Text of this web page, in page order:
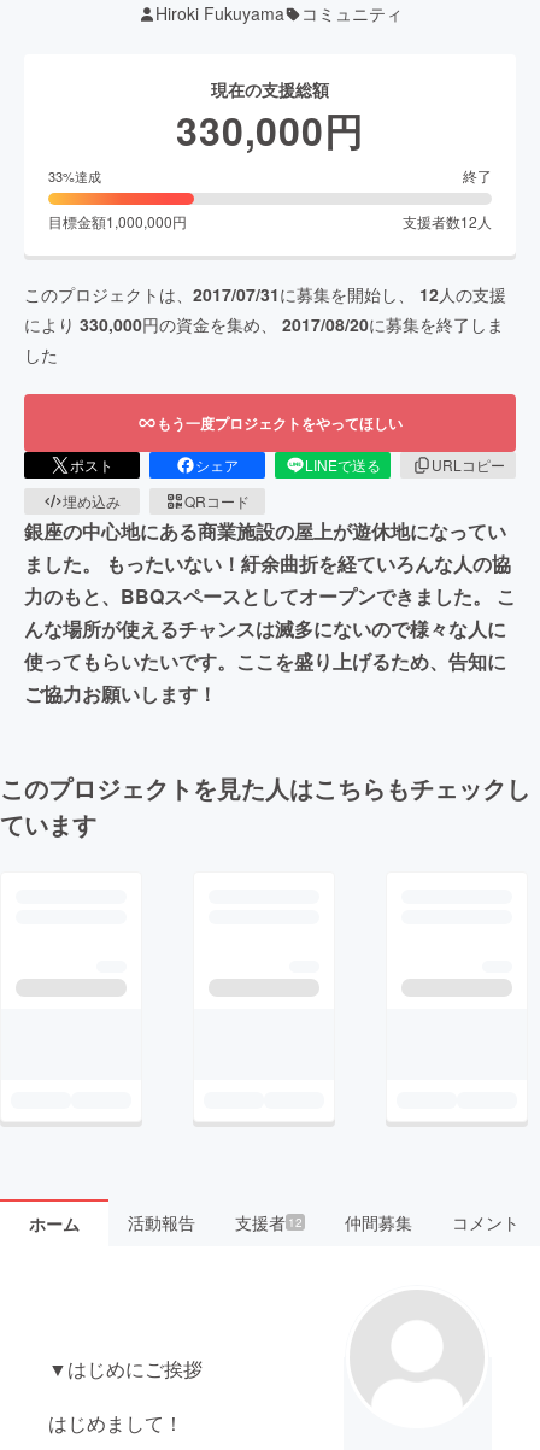
Hiroki Fukuyama コミュニティ
現在の支援総額
330,000円
33%達成 終了
目標金額1,000,000円 支援者数12 人
このプロジェクトは、 2017/07/31に募集を開始し、 12人の支援
により 330,000円の資金を集め、 2017/08/20に募集を終了しま
した
もう一度プロジェクトをやってほしい
ポスト シェア LINEで送る
URLコピー
埋め込み
QRコード
銀座の中心地にある商業施設の屋上が遊休地になってい
ました。 もったいない！紆余曲折を経ていろんな人の協
力のもと、BBQスペースとしてオープンできました。 こ
んな場所が使えるチャンスは滅多にないので様々な人に
使ってもらいたいです。ここを盛り上げるため、告知に
ご協力お願いします！
このプロジェクトを見た人はこちらもチェックし
ています
ホーム 活動報告 支援者 12 仲間募集 コメント
▼はじめにご挨拶
はじめまして！